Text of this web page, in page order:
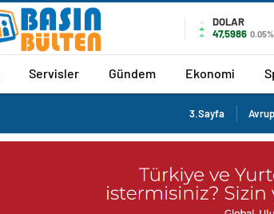
DOLAR
47,5986 0.05%
Servisler Gündem Ekonomi
3.Sayfa